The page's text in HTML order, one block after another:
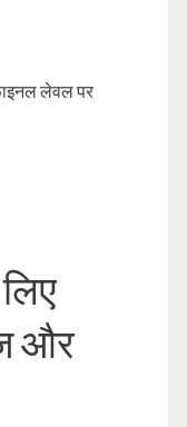
लेवल पर
और